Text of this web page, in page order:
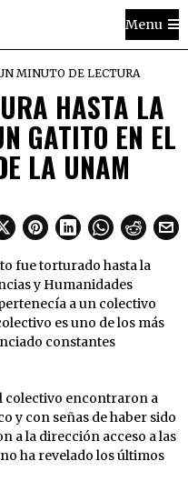
Menu
MINUTO DE LECTURA
HASTA LA
GATITO EN EL
LA UNAM
fue torturado hasta la
y Humanidades
a un colectivo
es uno de los más
constantes
colectivo encontraron a
y con señas de haber sido
a la dirección acceso a las
ha revelado los últimos